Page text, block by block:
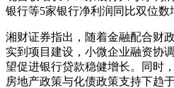
银行等5家银行净利润同比双位数
湘财证券指出，随着金融配合财
实到项目建设，小微企业融资协
望促进银行贷款稳健增长。同时
房地产政策与化债政策支持下趋